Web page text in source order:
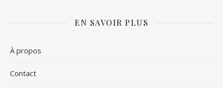
EN SAVOIR PLUS
À propos
Contact